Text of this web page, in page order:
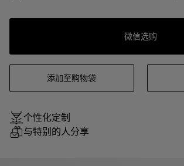
微信选购
添加至购物袋
个性化定制
与特别的人分享